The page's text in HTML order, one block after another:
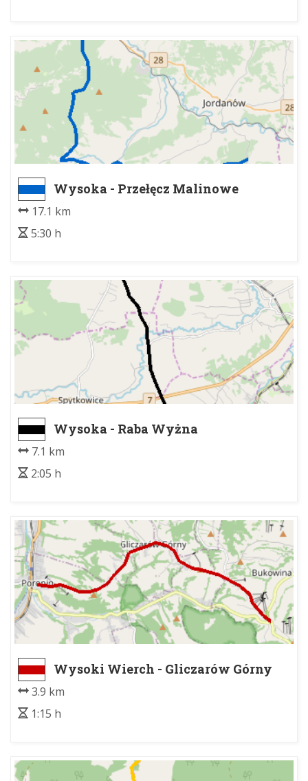
Wysoka - Przełęcz Malinowe
17.1 km
5:30 h
Wysoka - Raba Wyżna
7.1 km
2:05 h
Wysoki Wierch - Gliczarów Górny
3.9 km
1:15 h